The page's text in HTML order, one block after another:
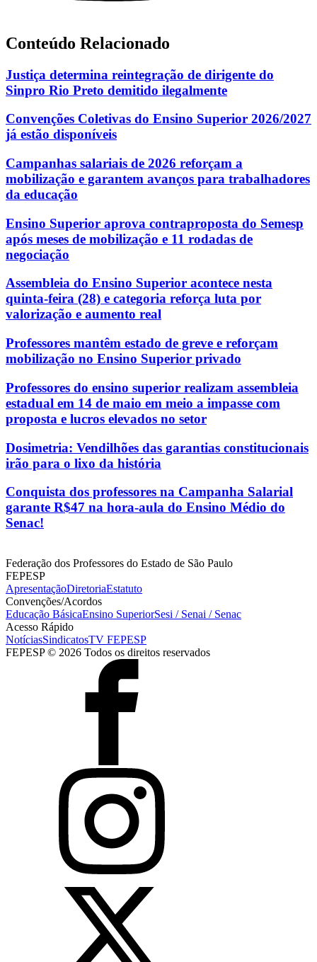
Conteúdo Relacionado
Justiça determina reintegração de dirigente do
Sinpro Rio Preto demitido ilegalmente
Convenções Coletivas do Ensino Superior 2026/2027
já estão disponíveis
Campanhas salariais de 2026 reforçam a
mobilização e garantem avanços para trabalhadores
da educação
Ensino Superior aprova contraproposta do Semesp
após meses de mobilização e 11 rodadas de
negociação
Assembleia do Ensino Superior acontece nesta
quinta-feira (28) e categoria reforça luta por
valorização e aumento real
Professores mantêm estado de greve e reforçam
mobilização no Ensino Superior privado
Professores do ensino superior realizam assembleia
estadual em 14 de maio em meio a impasse com
proposta e lucros elevados no setor
Dosimetria: Vendilhões das garantias constitucionais
irão para o lixo da história
Conquista dos professores na Campanha Salarial
garante R$47 na hora-aula do Ensino Médio do
Senac!
Federação dos Professores do Estado de São Paulo
FEPESP
ApresentaçãoDiretoriaEstatuto
Convenções/Acordos
Educação BásicaEnsino SuperiorSesi / Senai / Senac
Acesso Rápido
NotíciasSindicatosTV FEPESP
FEPESP © 2026 Todos os direitos reservados